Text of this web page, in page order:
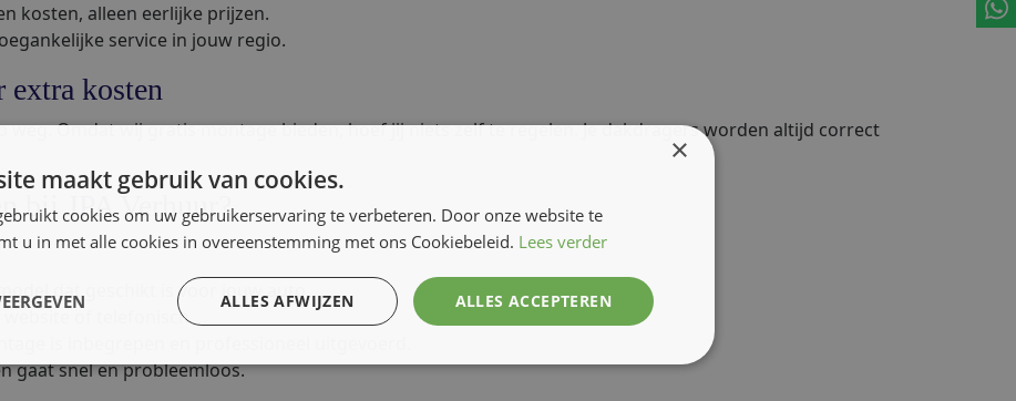
kosten, alleen eerlijke prijzen.
service in jouw regio.
extra kosten
weg. Omdat wij gratis montage bieden, hoef jij niets zelf te regelen. Je dakdragers worden altijd correct
bij JPA Verhuur?
dat geschikt is voor jouw auto.
website of telefonisch.
gaat snel en probleemloos.
×
maakt gebruik van cookies.
cookies om uw gebruikerservaring te verbeteren. Door onze website te
u in met alle cookies in overeenstemming met ons Cookiebeleid. Lees verder
ALLES ACCEPTEREN
ALLES AFWIJZEN